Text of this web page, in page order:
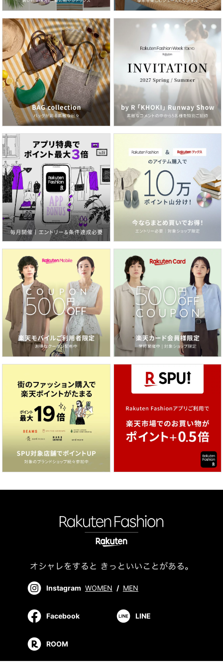
Instagram WOMEN / MEN
Facebook LINE
ROOM